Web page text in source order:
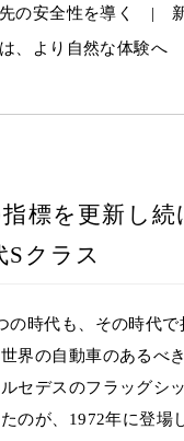
の安全性を導く | 新
、より自然な体験
標を更新し続
クラス
の時代も、その時代
界の自動車のあるべ
セデスのフラッグシ
のが、1972年に登場